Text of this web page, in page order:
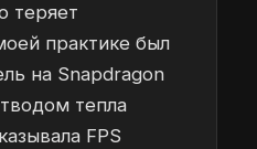
теряет
практике был
на Snapdragon
тепла
FPS